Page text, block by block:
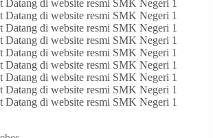
Datang di website resmi SMK Negeri 1
Datang di website resmi SMK Negeri 1
Datang di website resmi SMK Negeri 1
Datang di website resmi SMK Negeri 1
Datang di website resmi SMK Negeri 1
Datang di website resmi SMK Negeri 1
Datang di website resmi SMK Negeri 1
Datang di website resmi SMK Negeri 1
Datang di website resmi SMK Negeri 1